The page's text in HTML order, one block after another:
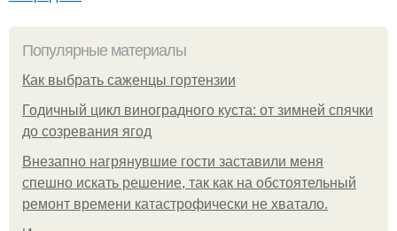
Популярные материалы
Как выбрать саженцы гортензии
Годичный цикл виноградного куста: от зимней спячки
до созревания ягод
Внезапно нагрянувшие гости заставили меня
спешно искать решение, так как на обстоятельный
ремонт времени катастрофически не хватало.